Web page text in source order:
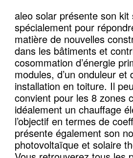
aleo solar présente son
spécialement pour
matière de nouvelles
dans les bâtiments et
cosommation d’énergie
modules, d’un onduleur
installation en toiture. Il
convient pour les 8 zones
idéalement un chauffage
l’objectif en termes de
présente également son
photovoltaïque et solaire